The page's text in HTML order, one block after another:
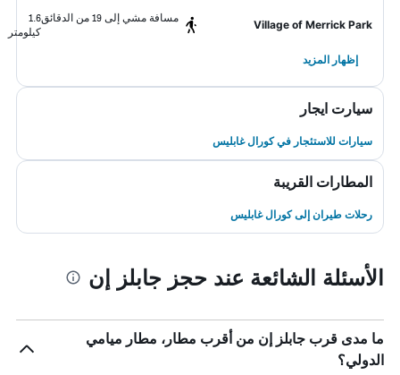
Village of Merrick Park
مسافة مشي إلى 19 من الدقائق
1.6
كيلومتر
إظهار المزيد
سيارت ايجار
سيارات للاستئجار في كورال غابليس
المطارات القريبة
رحلات طيران إلى كورال غابليس
الأسئلة الشائعة عند حجز جابلز إن
ما مدى قرب جابلز إن من أقرب مطار، مطار ميامي
الدولي؟